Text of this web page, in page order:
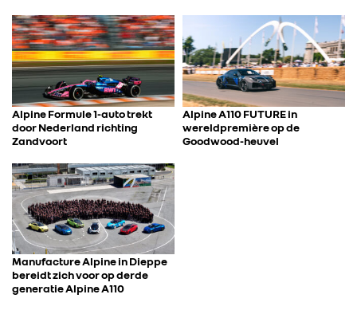
Alpine Formule 1-auto trekt
door Nederland richting
Zandvoort
Alpine A110 FUTURE in
wereldpremière op de
Goodwood-heuvel
Manufacture Alpine in Dieppe
bereidt zich voor op derde
generatie Alpine A110